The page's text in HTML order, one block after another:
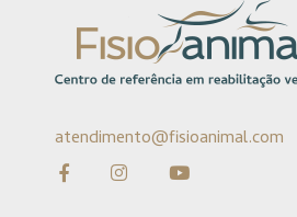
atendimento@fisioanimal.com